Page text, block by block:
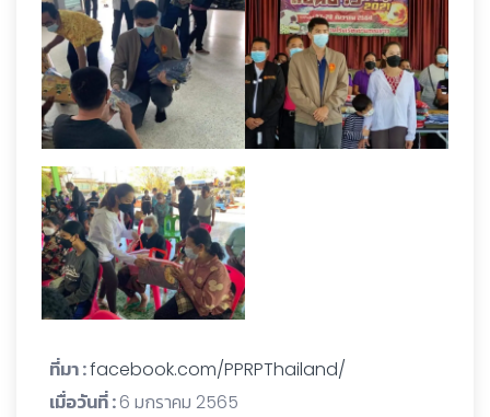
ที่มา :facebook.com/PPRPThailand/
เมื่อวันที่ :6 มกราคม 2565